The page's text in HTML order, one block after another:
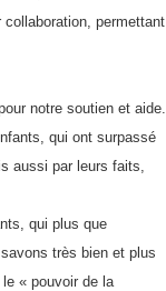
permettant
notre soutien et aide.
qui ont surpassé
aussi par leurs faits,
qui plus que
très bien et plus
« pouvoir de la